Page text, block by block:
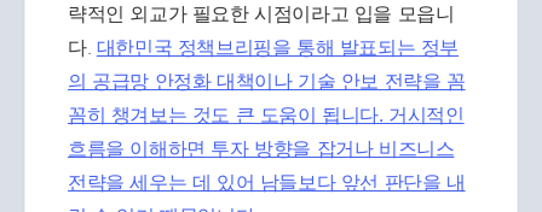
략적인 외교가 필요한 시점이라고 입을 모읍니
다. 대한민국 정책브리핑을 통해 발표되는 정부
의 공급망 안정화 대책이나 기술 안보 전략을 꼼
꼼히 챙겨보는 것도 큰 도움이 됩니다. 거시적인
흐름을 이해하면 투자 방향을 잡거나 비즈니스
전략을 세우는 데 있어 남들보다 앞선 판단을 내